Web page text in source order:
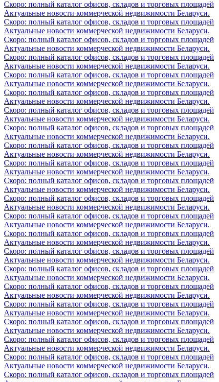
Скоро: полный каталог офисов, складов и торговых площадей
Актуальные новости коммерческой недвижимости Беларуси.
Скоро: полный каталог офисов, складов и торговых площадей
Актуальные новости коммерческой недвижимости Беларуси.
Скоро: полный каталог офисов, складов и торговых площадей
Актуальные новости коммерческой недвижимости Беларуси.
Скоро: полный каталог офисов, складов и торговых площадей
Актуальные новости коммерческой недвижимости Беларуси.
Скоро: полный каталог офисов, складов и торговых площадей
Актуальные новости коммерческой недвижимости Беларуси.
Скоро: полный каталог офисов, складов и торговых площадей
Актуальные новости коммерческой недвижимости Беларуси.
Скоро: полный каталог офисов, складов и торговых площадей
Актуальные новости коммерческой недвижимости Беларуси.
Скоро: полный каталог офисов, складов и торговых площадей
Актуальные новости коммерческой недвижимости Беларуси.
Скоро: полный каталог офисов, складов и торговых площадей
Актуальные новости коммерческой недвижимости Беларуси.
Скоро: полный каталог офисов, складов и торговых площадей
Актуальные новости коммерческой недвижимости Беларуси.
Скоро: полный каталог офисов, складов и торговых площадей
Актуальные новости коммерческой недвижимости Беларуси.
Скоро: полный каталог офисов, складов и торговых площадей
Актуальные новости коммерческой недвижимости Беларуси.
Скоро: полный каталог офисов, складов и торговых площадей
Актуальные новости коммерческой недвижимости Беларуси.
Скоро: полный каталог офисов, складов и торговых площадей
Актуальные новости коммерческой недвижимости Беларуси.
Скоро: полный каталог офисов, складов и торговых площадей
Актуальные новости коммерческой недвижимости Беларуси.
Скоро: полный каталог офисов, складов и торговых площадей
Актуальные новости коммерческой недвижимости Беларуси.
Скоро: полный каталог офисов, складов и торговых площадей
Актуальные новости коммерческой недвижимости Беларуси.
Скоро: полный каталог офисов, складов и торговых площадей
Актуальные новости коммерческой недвижимости Беларуси.
Скоро: полный каталог офисов, складов и торговых площадей
Актуальные новости коммерческой недвижимости Беларуси.
Скоро: полный каталог офисов, складов и торговых площадей
Актуальные новости коммерческой недвижимости Беларуси.
Скоро: полный каталог офисов, складов и торговых площадей
Актуальные новости коммерческой недвижимости Беларуси.
Скоро: полный каталог офисов, складов и торговых площадей